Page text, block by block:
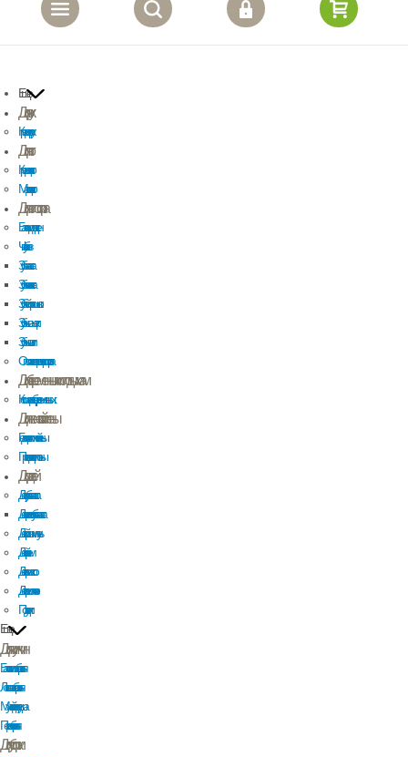
Еще
Для рук
Крем для рук
Для ног
Крем для ног
Маски для ног
Для полости рта
Бальзам для десен
Чистка зубов
Зубная паста
Зубная гель паста
Зубной порошок
Зубные щетки
Зубные нити
Ополаскиватель для полости рта
Для беременных и молодых мам
Косметика для беременных
Для женской гигиены
Гель для интимной гигиены
Прокладки и тампоны
Для детей
Детская зубная паста
Детская гелевая зубная паста
Детский шампунь
Детский крем
Детское масло
Детское молочко
Подгузники
Еще
Для мужчин
Бальзам после бритья
Лосьон после бритья
Мужской гель для душа
Пена для бритья
Для уборки